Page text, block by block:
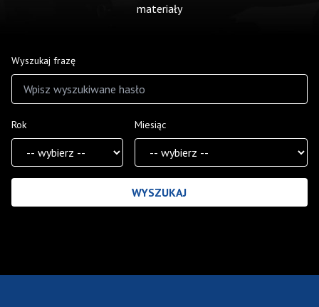
materiały
Wyszukaj frazę
Rok Miesiąc